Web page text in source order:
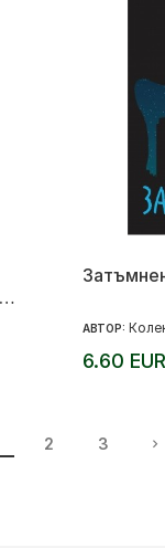
АВТОР:
6.60
2 3